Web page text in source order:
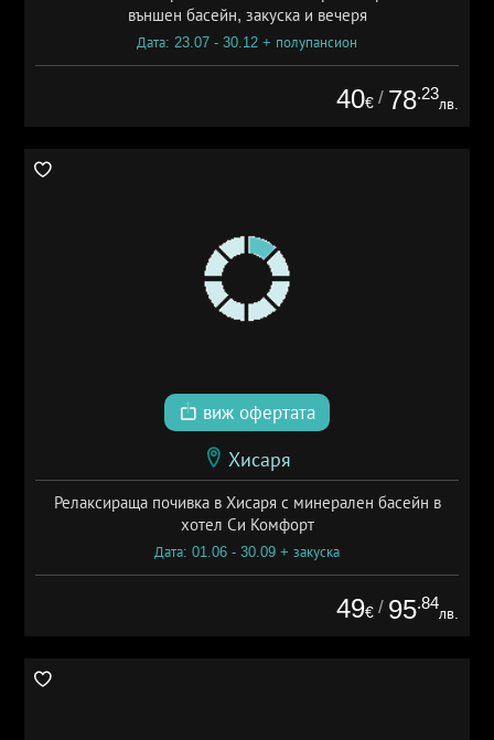
външен басейн, закуска и вечеря
Дата: 23.07 - 30.12 + полупансион
40€ / 78.23
лв.
виж офертата
Хисаря
Релаксираща почивка в Хисаря с минерален басейн в
хотел Си Комфорт
Дата: 01.06 - 30.09 + закуска
49€ / 95.84
лв.